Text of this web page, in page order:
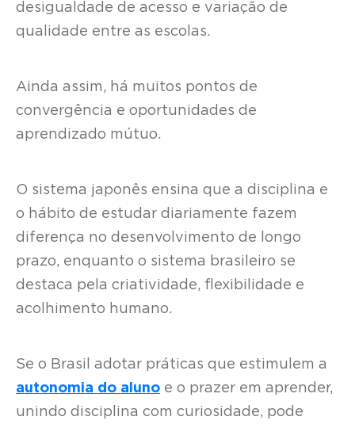
desigualdade de acesso e variação de
qualidade entre as escolas.
Ainda assim, há muitos pontos de
convergência e oportunidades de
aprendizado mútuo.
O sistema japonês ensina que a disciplina e
o hábito de estudar diariamente fazem
diferença no desenvolvimento de longo
prazo, enquanto o sistema brasileiro se
destaca pela criatividade, flexibilidade e
acolhimento humano.
Se o Brasil adotar práticas que estimulem a
autonomia do aluno e o prazer em aprender,
unindo disciplina com curiosidade, pode